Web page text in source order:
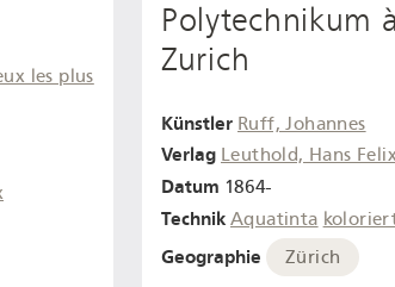
les plus
Polytechnikum à
Zurich
Künstler Ruff, Johannes
Verlag Leuthold, Hans
Datum 1864-
Technik Aquatinta
Geographie Zürich